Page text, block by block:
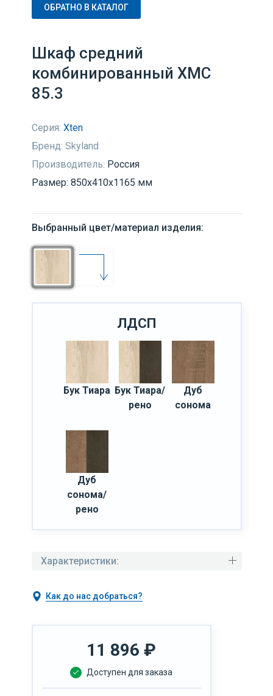
ОБРАТНО В КАТАЛОГ
Шкаф средний
комбинированный XMC
85.3
Серия: Xten
Бренд: Skyland
Производитель: Россия
Размер: 850х410х1165 мм
Выбранный цвет/материал изделия:
ЛДСП
Бук Тиара Бук Тиара/
рено
Дуб
сонома
Дуб
сонома/
рено
Характеристики:
Как до нас добраться?
11 896 ₽
Доступен для заказа